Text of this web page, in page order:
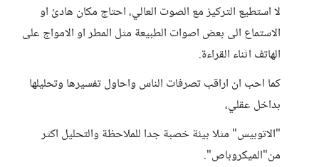
لا استطيع التركيز مع الصوت العالي، احتاج مكان هادئ او
الاستماع الى بعض اصوات الطبيعة مثل المطر او الامواج على
الهاتف اثناء القراءة.
كما احب ان اراقب تصرفات الناس واحاول تفسيرها وتحليلها
بداخل عقلي،
"الاتوبيس" مثلا بيئة خصبة جدا للملاحظة والتحليل اكثر
من"الميكروباص".